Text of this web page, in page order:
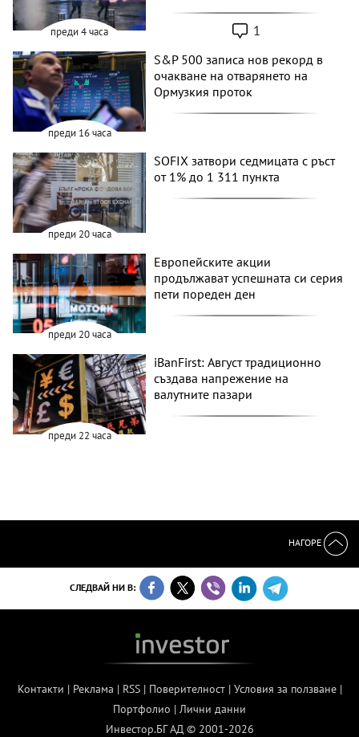
преди 4 часа 1
преди 16 часа
S&P 500 записа нов рекорд в
очакване на отварянето на
Ормузкия проток
преди 20 часа
SOFIX затвори седмицата с ръст
от 1% до 1 311 пункта
преди 20 часа
Европейските акции
продължават успешната си серия
пети пореден ден
преди 22 часа
iBanFirst: Август традиционно
създава напрежение на
валутните пазари
НАГОРЕ
СЛЕДВАЙ НИ В:
Контакти | Реклама | RSS| Поверителност| Условия за ползване|
Портфолио | Лични данни
Инвестор.БГ АД © 2001-2026